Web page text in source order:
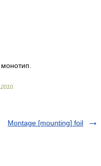
2010
Montage [mounting] foil